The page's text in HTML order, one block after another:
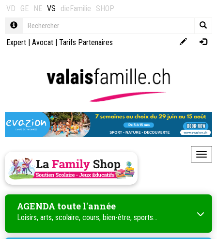
VD GE NE VS dieFamilie SHOP
Expert | Avocat | Tarifs Partenaires
AGENDA toute l'année
Loisirs, arts, scolaire, cours, bien-être, sports...